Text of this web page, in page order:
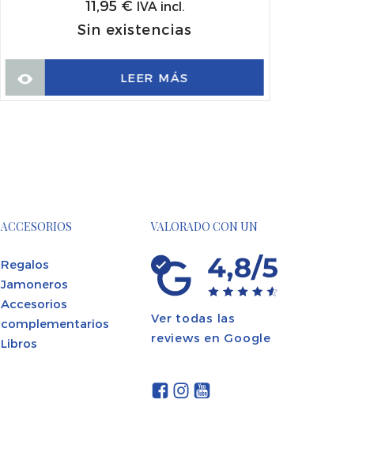
11,95 € IVA incl.
Sin existencias
LEER MÁS
ACCESORIOS
Regalos
Jamoneros
Accesorios
complementarios
Libros
VALORADO CON UN
Ver todas las
reviews en Google